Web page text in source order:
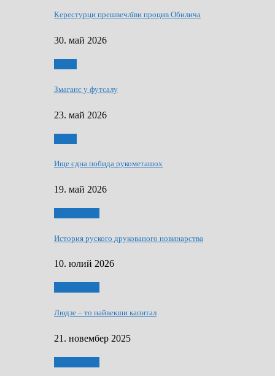
Керестурци прешвечлїви процив Обилича
30. май 2026
Змаганє у футсалу
23. май 2026
Ище єдна побида рукометашох
19. май 2026
История руского друкованого новинарства
10. юлий 2026
Людзе – то найвекши капитал
21. новембер 2025